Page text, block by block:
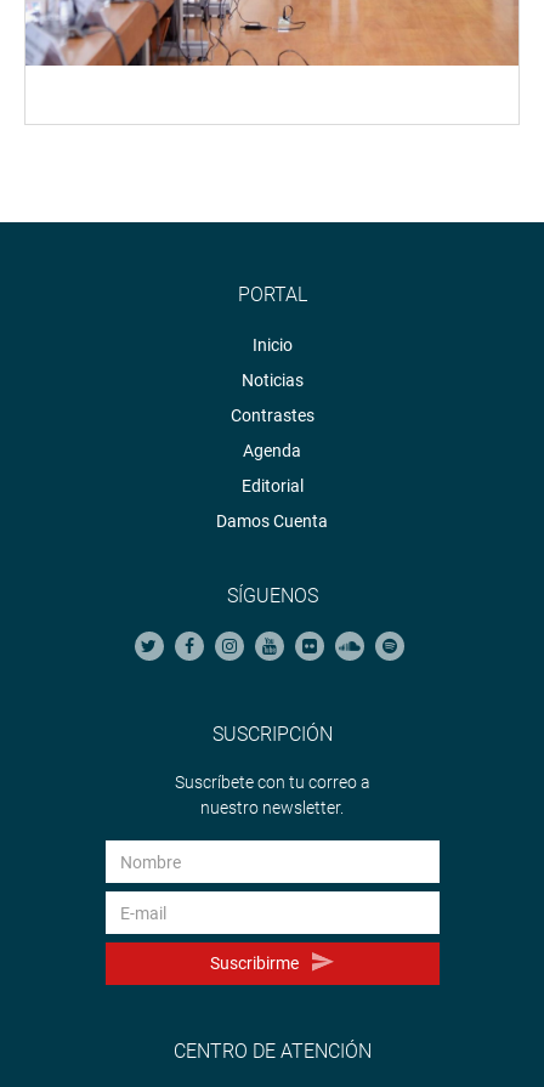
PORTAL
Inicio
Noticias
Contrastes
Agenda
Editorial
Damos Cuenta
SÍGUENOS
SUSCRIPCIÓN
Suscríbete con tu correo a
nuestro newsletter.
Suscribirme
CENTRO DE ATENCIÓN